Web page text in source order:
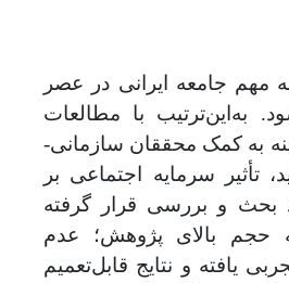
جامعه ایرانی در عصر
به‌این‌ترتیب با مطالعات
به کمک محققان سازمانی-
تأثیر سرمایه اجتماعی بر
و بررسی قرار گرفته
حجم بالای پژوهش؛ عدم
یافته و نتایج قابل‌تعمیم